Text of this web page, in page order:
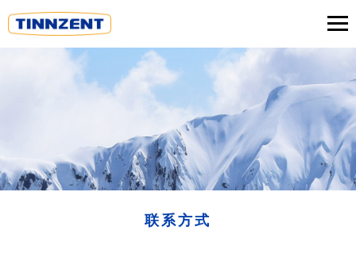
联系方式